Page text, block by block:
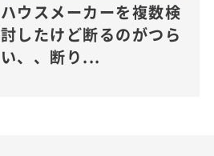
ハウスメーカーを複数検
討したけど断るのがつら
い、、断り...